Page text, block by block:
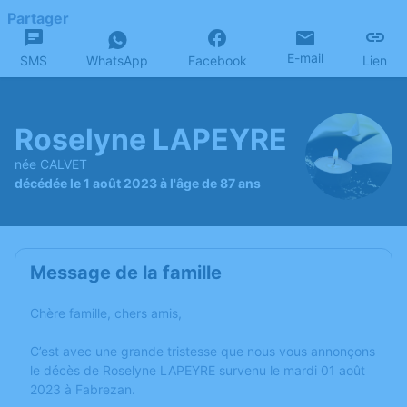
Partager
SMS WhatsApp Facebook E-mail Lien
Roselyne LAPEYRE
née CALVET
décédée le 1 août 2023 à l'âge de 87 ans
Message de la famille
Chère famille, chers amis,
C’est avec une grande tristesse que nous vous annonçons
le décès de Roselyne LAPEYRE survenu le mardi 01 août
2023 à Fabrezan.